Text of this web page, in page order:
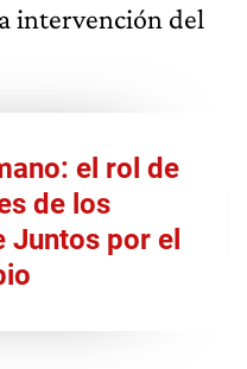
intervención del
el rol de
de los
Juntos por el